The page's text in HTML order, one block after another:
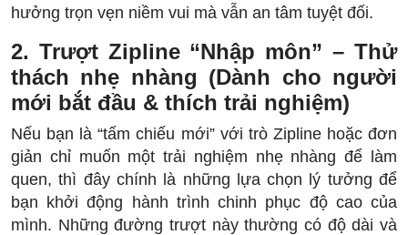
hưởng trọn vẹn niềm vui mà vẫn an tâm tuyệt đối.
2. Trượt Zipline “Nhập môn” – Thử
thách nhẹ nhàng (Dành cho người
mới bắt đầu & thích trải nghiệm)
Nếu bạn là “tấm chiếu mới” với trò Zipline hoặc đơn
giản chỉ muốn một trải nghiệm nhẹ nhàng để làm
quen, thì đây chính là những lựa chọn lý tưởng để
bạn khởi động hành trình chinh phục độ cao của
mình. Những đường trượt này thường có độ dài và